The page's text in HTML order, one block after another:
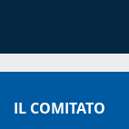
IL COMITATO